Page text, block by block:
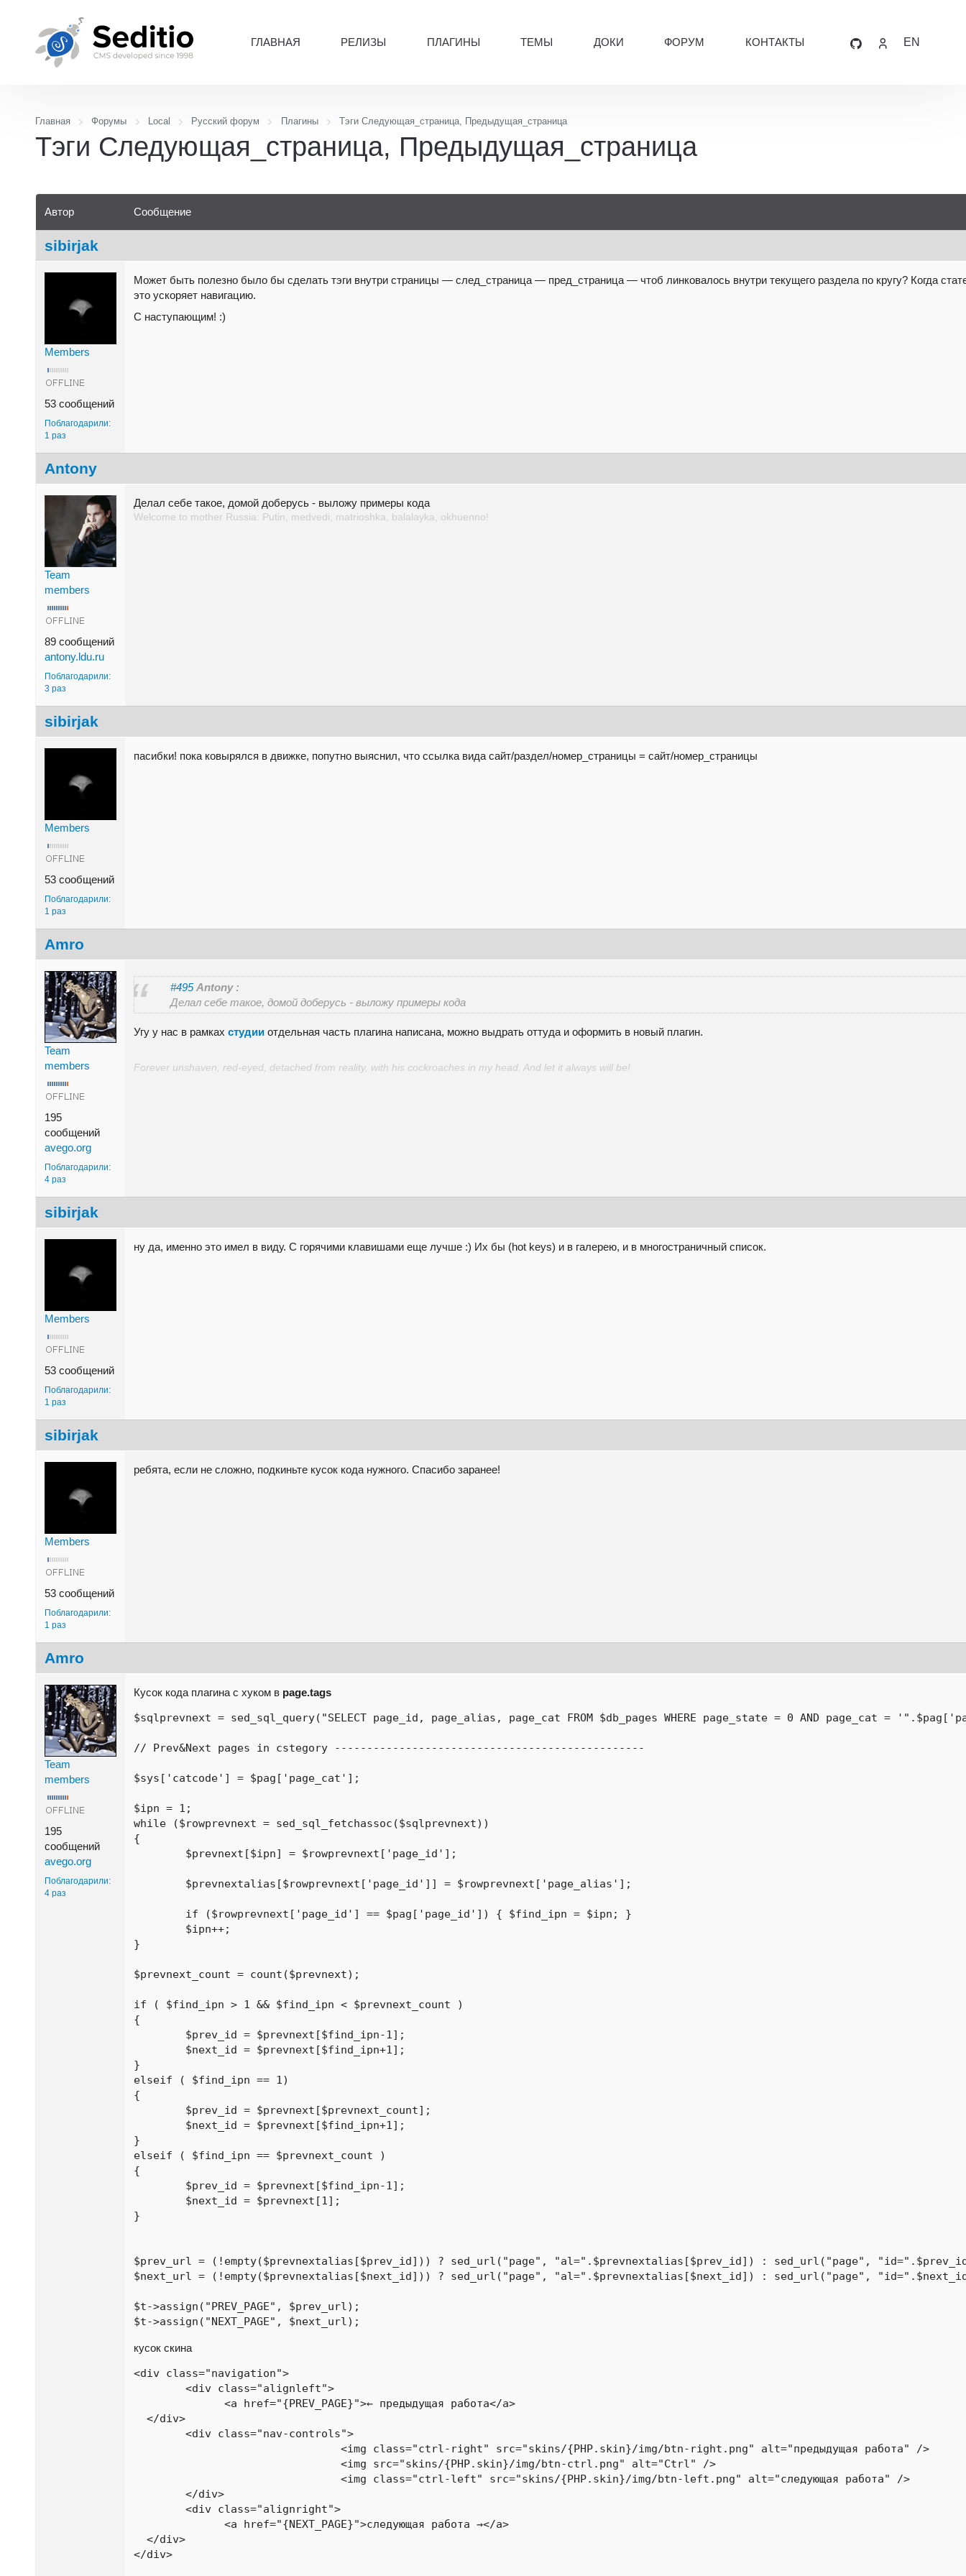
ГЛАВНАЯ РЕЛИЗЫ ПЛАГИНЫ ТЕМЫ ДОКИ ФОРУМ КОНТАКТЫ EN
Главная Форумы Local Русский форум Плагины Тэги Следующая_страница, Предыдущая_страница
Тэги Следующая_страница, Предыдущая_страница
Автор Сообщение
sibirjak
Members
53 сообщений
Поблагодарили:
1 раз
Может быть полезно было бы сделать тэги внутри страницы — след_страница — пред_страница — чтоб линковалось внутри текущего раздела по кругу? Когда
это ускоряет навигацию.
С наступающим! :)
Antony
Team
members
89 сообщений
antony.ldu.ru
Поблагодарили:
3 раз
Делал себе такое, домой доберусь - выложу примеры кода
Welcome to mother Russia: Putin, medvedi, matrioshka, balalayka, okhuenno!
sibirjak
Members
53 сообщений
Поблагодарили:
1 раз
пасибки! пока ковырялся в движке, попутно выяснил, что ссылка вида сайт/раздел/номер_страницы = сайт/номер_страницы
Amro
Team
members
195
сообщений
avego.org
Поблагодарили:
4 раз
#495 Antony :
Делал себе такое, домой доберусь - выложу примеры кода
Угу у нас в рамках студии отдельная часть плагина написана, можно выдрать оттуда и оформить в новый плагин.
Forever unshaven, red-eyed, detached from reality, with his cockroaches in my head. And let it always will be!
sibirjak
Members
53 сообщений
Поблагодарили:
1 раз
ну да, именно это имел в виду. С горячими клавишами еще лучше :) Их бы (hot keys) и в галерею, и в многостраничный список.
sibirjak
Members
53 сообщений
Поблагодарили:
1 раз
ребята, если не сложно, подкиньте кусок кода нужного. Спасибо заранее!
Amro
Team
members
195
сообщений
avego.org
Поблагодарили:
4 раз
Кусок кода плагина с хуком в page.tags
$sqlprevnext = sed_sql_query("SELECT page_id, page_alias, page_cat FROM $db_pages WHERE page_state = 0 AND page_cat =
// Prev&Next pages in cstegory ------------------------------------------------
$sys['catcode'] = $pag['page_cat'];
$ipn = 1;
while ($rowprevnext = sed_sql_fetchassoc($sqlprevnext))
{
}
$prevnext_count = count($prevnext);
if ( $find_ipn > 1 && $find_ipn < $prevnext_count )
{
}
elseif ( $find_ipn == 1)
{
}
elseif ( $find_ipn == $prevnext_count )
{
}
$prev_url = (!empty($prevnextalias[$prev_id])) ? sed_url("page", "al=".$prevnextalias[$prev_id]) : sed_url("page",
$next_url = (!empty($prevnextalias[$next_id])) ? sed_url("page", "al=".$prevnextalias[$next_id]) : sed_url("page",
$t->assign("PREV_PAGE", $prev_url);
$t->assign("NEXT_PAGE", $next_url);
кусок скина
<div class="navigation">
  </div>
  </div>
</div>